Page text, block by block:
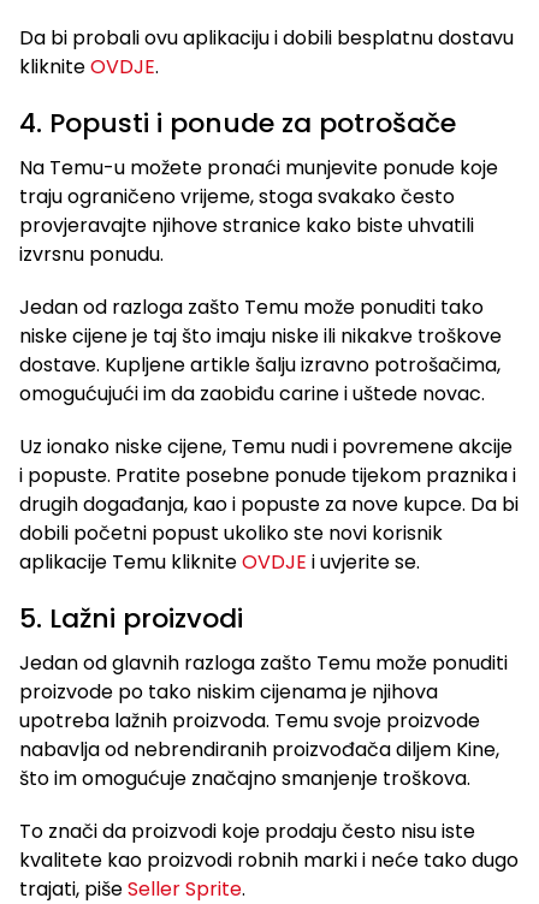
Da bi probali ovu aplikaciju i dobili besplatnu dostavu
klikniteOVDJE.
4. Popusti i ponude za potrošače
Na Temu-u možete pronaći munjevite ponude koje
traju ograničeno vrijeme, stoga svakako često
provjeravajte njihove stranice kako biste uhvatili
izvrsnu ponudu.
Jedan od razloga zašto Temu može ponuditi tako
niske cijene je taj što imaju niske ili nikakve troškove
dostave. Kupljene artikle šalju izravno potrošačima,
omogućujući im da zaobiđu carine i uštede novac.
Uz ionako niske cijene, Temu nudi i povremene akcije
i popuste. Pratite posebne ponude tijekom praznika i
drugih događanja, kao i popuste za nove kupce. Da bi
dobili početni popust ukoliko ste novi korisnik
aplikacije Temu klikniteOVDJE i uvjerite se.
5. Lažni proizvodi
Jedan od glavnih razloga zašto Temu može ponuditi
proizvode po tako niskim cijenama je njihova
upotreba lažnih proizvoda. Temu svoje proizvode
nabavlja od nebrendiranih proizvođača diljem Kine,
što im omogućuje značajno smanjenje troškova.
To znači da proizvodi koje prodaju često nisu iste
kvalitete kao proizvodi robnih marki i neće tako dugo
trajati, pišeSeller Sprite.